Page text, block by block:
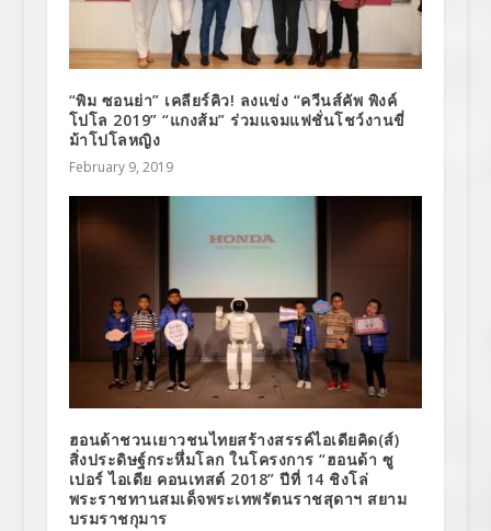
“พิม ซอนย่า” เคลียร์คิว! ลงแข่ง “ควีนส์คัพ พิงค์
โปโล 2019” “แกงส้ม” ร่วมแจมแฟชั่นโชว์งานขี่
ม้าโปโลหญิง
February 9, 2019
ฮอนด้าชวนเยาวชนไทยสร้างสรรค์ไอเดียคิด(ส์)
สิ่งประดิษฐ์กระหึ่มโลก ในโครงการ “ฮอนด้า ซู
เปอร์ ไอเดีย คอนเทสต์ 2018” ปีที่ 14 ชิงโล่
พระราชทานสมเด็จพระเทพรัตนราชสุดาฯ สยาม
บรมราชกุมาร